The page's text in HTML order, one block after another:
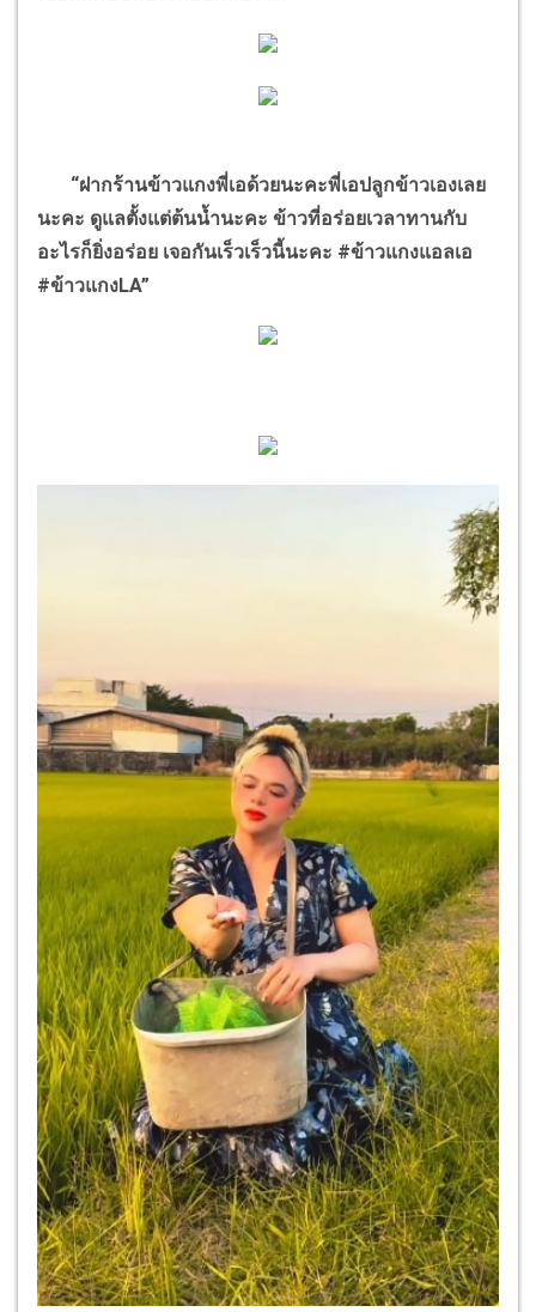
“ฝากร้านข้าวแกงพี่เอด้วยนะคะพี่เอปลูกข้าวเองเลย
นะคะ ดูแลตั้งแต่ต้นน้ำนะคะ ข้าวที่อร่อยเวลาทานกับ
อะไรก็ยิ่งอร่อย เจอกันเร็วเร็วนี้นะคะ #ข้าวแกงแอลเอ
#ข้าวแกงLA”